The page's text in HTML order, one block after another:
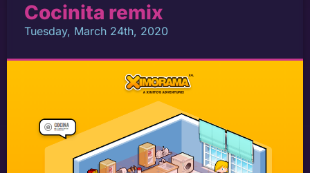
Cocinita remix
Tuesday, March 24th, 2020